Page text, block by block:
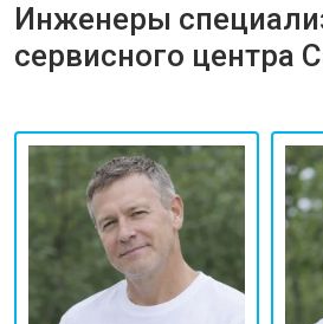
Инженеры
сервисного центра